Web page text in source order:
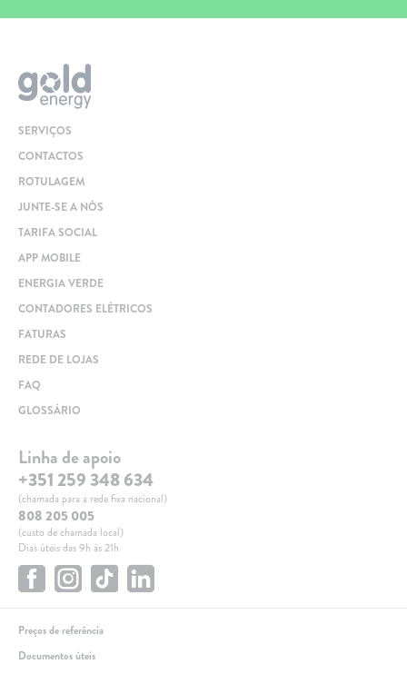
SERVIÇOS
CONTACTOS
ROTULAGEM
JUNTE-SE A NÓS
TARIFA SOCIAL
APP MOBILE
ENERGIA VERDE
CONTADORES ELÉTRICOS
FATURAS
REDE DE LOJAS
FAQ
GLOSSÁRIO
Linha de apoio
+351 259 348 634
(chamada para a rede fixa nacional)
808 205 005
(custo de chamada local)
Dias úteis das 9h às 21h
Preços de referência
Documentos úteis